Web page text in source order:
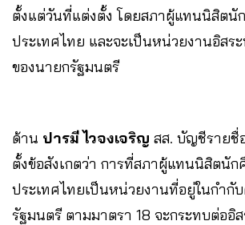
ตั้งแต่วันที่แต่งตั้ง โดยสภาผู้แทนนิสิตนั
ประเทศไทย และจะเป็นหน่วยงานอิสร
ของนายกรัฐมนตรี
ด้าน ปารมี ไวจงเจริญ สส. บัญชีรายชื่
ตั้งข้อสังเกตว่า การที่สภาผู้แทนนิสิตนัก
ประเทศไทยเป็นหน่วยงานที่อยู่ในกำกั
รัฐมนตรี ตามมาตรา 18 จะกระทบต่ออิ